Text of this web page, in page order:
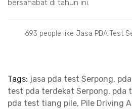
bersahabat di tahun ini.
693 people like Jasa PDA Test
Tags: jasa pda test Serpong,
test pda terdekat Serpong, pda
pda test tiang pile, Pile Driving